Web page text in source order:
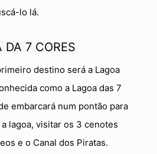
lo lá.
DA 7 CORES
destino será a Lagoa
como a Lagoa das 7
embarcará num pontão para
lagoa, visitar os 3 cenotes
e o Canal dos Piratas.